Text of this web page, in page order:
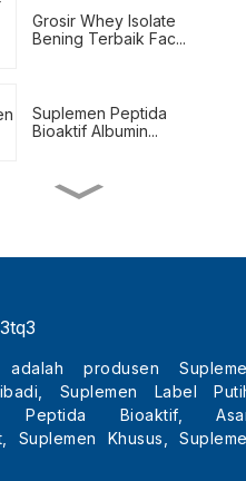
Grosir Whey Isolate
Bening Terbaik Fac...
Suplemen Peptida
Bioaktif Albumin...
Shake Pengganti
Badan Alami
Grosir Tripeptida
Kecantikan Terbaik Kol...
adalah produsen
Suplemen Label
Peptida Bioaktif,
Suplemen Khusus,